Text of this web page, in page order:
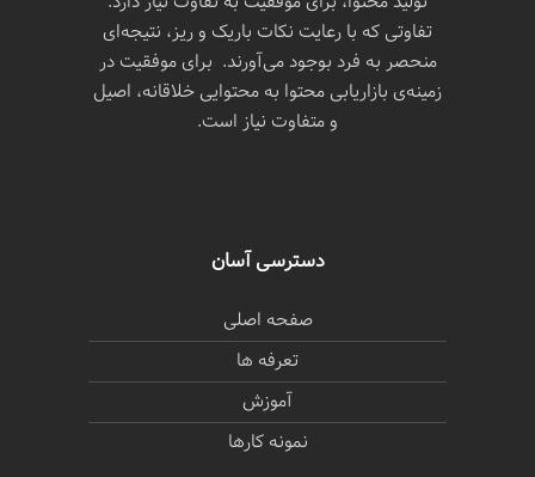
تفاوتی که با رعایت نکات باریک و ریز، نتیجه‌ای
منحصر به فرد بوجود می‌آورند. برای موفقیت در
زمینه‌ی بازاریابی محتوا به محتوایی خلاقانه، اصیل
و متفاوت نیاز است.
دسترسی آسان
صفحه اصلی
تعرفه ها
آموزش
نمونه کارها